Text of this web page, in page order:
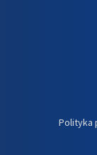
Polityka